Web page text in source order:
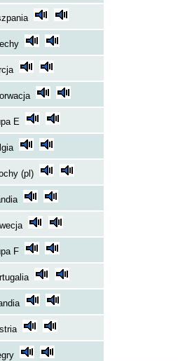
E
(pl)
F